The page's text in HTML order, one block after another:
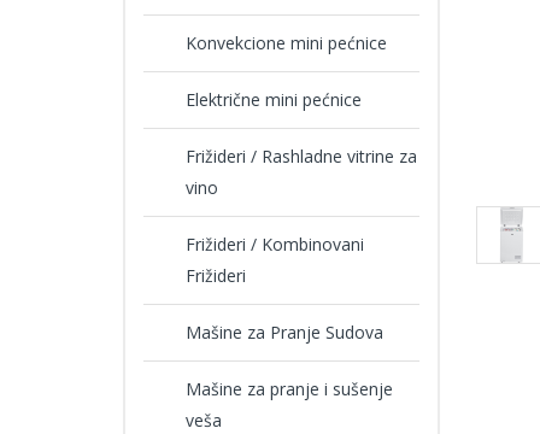
Konvekcione mini pećnice
Električne mini pećnice
Frižideri / Rashladne vitrine za
vino
Frižideri / Kombinovani
Frižideri
Mašine za Pranje Sudova
Mašine za pranje i sušenje
veša